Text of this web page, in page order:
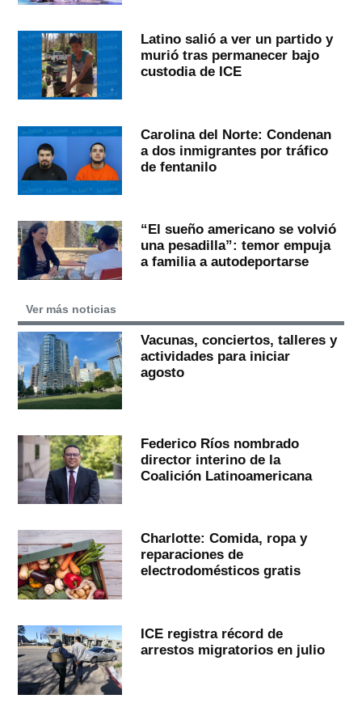
Latino salió a ver un partido y
murió tras permanecer bajo
custodia de ICE
Carolina del Norte: Condenan
a dos inmigrantes por tráfico
de fentanilo
“El sueño americano se volvió
una pesadilla”: temor empuja
a familia a autodeportarse
Ver más noticias
Vacunas, conciertos, talleres y
actividades para iniciar
agosto
Federico Ríos nombrado
director interino de la
Coalición Latinoamericana
Charlotte: Comida, ropa y
reparaciones de
electrodomésticos gratis
ICE registra récord de
arrestos migratorios en julio